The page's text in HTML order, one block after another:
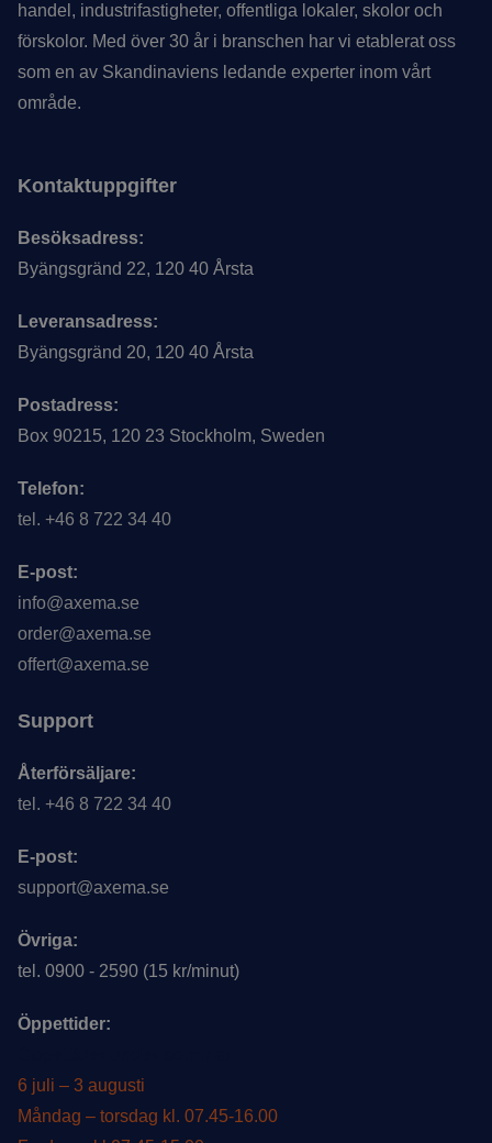
handel, industrifastigheter, offentliga lokaler, skolor och
förskolor. Med över 30 år i branschen har vi etablerat oss
som en av Skandinaviens ledande experter inom vårt
område.
Kontaktuppgifter
Besöksadress:
Byängsgränd 22, 120 40 Årsta
Leveransadress:
Byängsgränd 20, 120 40 Årsta
Postadress:
Box 90215, 120 23 Stockholm, Sweden
Telefon:
tel. +46 8 722 34 40
E-post:
info@axema.se
order@axema.se
offert@axema.se
Support
Återförsäljare:
tel. +46 8 722 34 40
E-post:
support@axema.se
Övriga:
tel. 0900 - 2590 (15 kr/minut)
Öppettider:
6 juli – 3 augusti
Måndag – torsdag kl. 07.45-16.00